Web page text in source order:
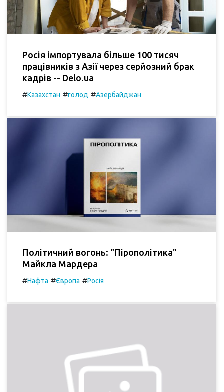
Росія імпортувала більше 100 тисяч
працівників з Азії через серйозний брак
кадрів -- Delo.ua
#Казахстан #голод #Азербайджан
Політичний вогонь: "Пірополітика"
Майкла Мардера
#Нафта #Європа #Росія